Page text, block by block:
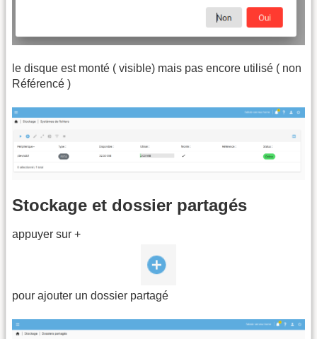
le disque est monté ( visible) mais pas encore utilisé ( non
Référencé )
Stockage et dossier partagés
appuyer sur +
pour ajouter un dossier partagé